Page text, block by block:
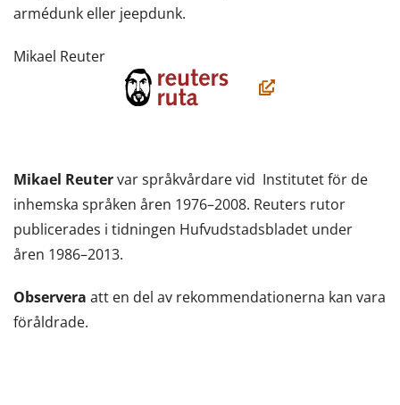
armédunk eller jeepdunk.
Mikael Reuter
(öppnas
fönster,
du
flyttar
annan
Mikael Reutervar språkvårdare vid Institutet för de
inhemska språken åren 1976–2008. Reuters rutor
publicerades i tidningen Hufvudstadsbladet under
åren 1986–2013.
Observera att en del av rekommendationerna kan vara
föråldrade.